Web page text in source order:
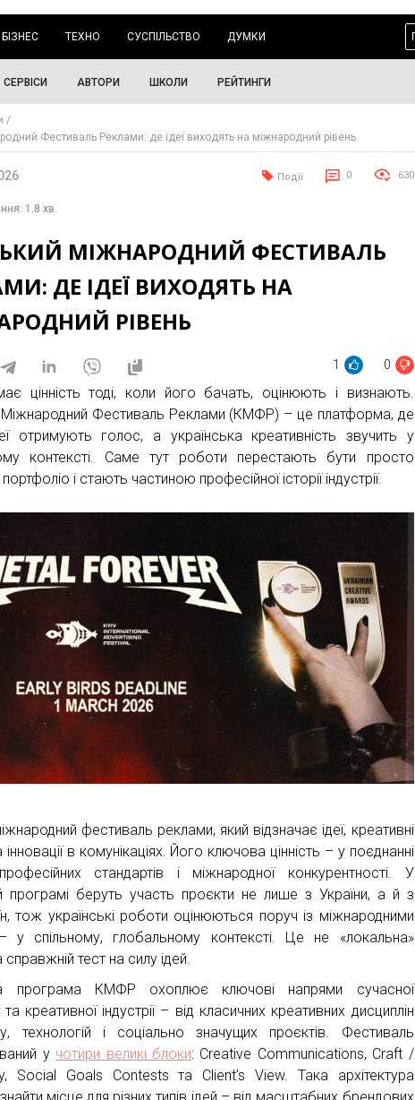
БІЗНЕС ТЕХНО СУСПІЛЬСТВО ДУМКИ
СЕРВІСИ АВТОРИ ШКОЛИ РЕЙТИНГИ
Фестиваль Реклами: де ідеї виходять на міжнародний рівень
Події 0 630
1.8 хв.
МІЖНАРОДНИЙ ФЕСТИВАЛЬ
ДЕ ІДЕЇ ВИХОДЯТЬ НА
РІВЕНЬ
1 0
цінність тоді, коли його бачать, оцінюють і визнають.
Міжнародний Фестиваль Реклами (КМФР) – це платформа, де
отримують голос, а українська креативність звучить у
контексті. Саме тут роботи перестають бути просто
і стають частиною професійної історії індустрії.
фестиваль реклами, який відзначає ідеї, креативні
інновації в комунікаціях. Його ключова цінність – у поєднанні
стандартів і міжнародної конкурентності. У
програмі беруть участь проєкти не лише з України, а й з
тож українські роботи оцінюються поруч із міжнародними
у спільному, глобальному контексті. Це не «локальна»
справжній тест на силу ідей.
програма КМФР охоплює ключові напрями сучасної
креативної індустрії – від класичних креативних дисциплін
технологій і соціально значущих проєктів. Фестиваль
у чотири великі блоки: Creative Communications, Craft /
Social Goals Contests та Client’s View. Така архітектура